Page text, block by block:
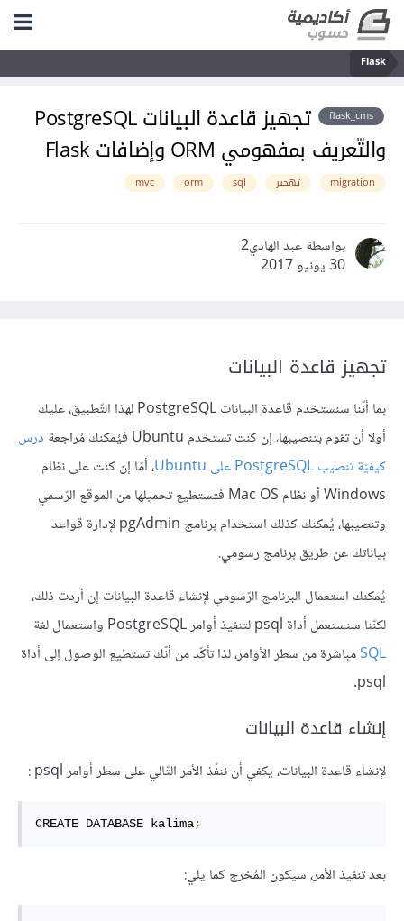
Flask
flask_cms
تجهيز قاعدة البيانات PostgreSQL
والتّعريف بمفهومي ORM وإضافات Flask
migration تهجير sql
orm
mvc
بواسطة عبد الهادي2
30 يونيو 2017
تجهيز قاعدة البيانات
بما أنّنا سنستخدم قاعدة البيانات PostgreSQL لهذا التّطبيق، عليك
أولا أن تقوم بتنصيبها، إن كنت تستخدم Ubuntu فيُمكنك مُراجعة
درس
كيفيّة تنصيب PostgreSQL على Ubuntu
، أمّا إن كنت على نظام
Windows أو نظام Mac OS فتستطيع تحميلها من الموقع الرّسمي
وتنصيبها، يُمكنك كذلك استخدام برنامج pgAdmin لإدارة قواعد
بياناتك عن طريق برنامج رسومي.
يُمكنك استعمال البرنامج الرّسومي لإنشاء قاعدة البيانات إن أردت ذلك،
لكنّنا سنستعمل أداة psql لتنفيذ أوامر PostgreSQL واستعمال لغة
SQLمباشرة من سطر الأوامر، لذا تأكّد من أنّك تستطيع الوصول إلى أداة
psql.
إنشاء قاعدة البيانات
لإنشاء قاعدة البيانات، يكفي أن ننفّذ الأمر التّالي على سطر أوامر psql :
CREATE DATABASE kalima;
بعد تنفيذ الأمر، سيكون المُخرج كما يلي: